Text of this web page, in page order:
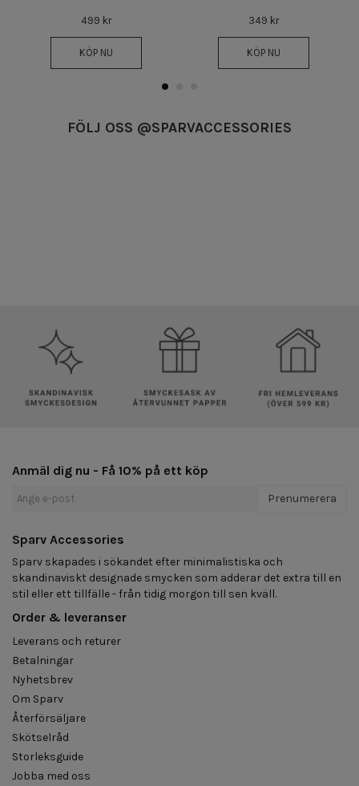
499 kr
KÖP NU
349 kr
KÖP NU
FÖLJ OSS @SPARVACCESSORIES
Anmäl dig nu - Få 10% på ett köp
Prenumerera
Sparv Accessories
Sparv skapades i sökandet efter minimalistiska och
skandinaviskt designade smycken som adderar det extra till en
stil eller ett tillfälle - från tidig morgon till sen kväll.
Order & leveranser
Leverans och returer
Betalningar
Nyhetsbrev
Om Sparv
Återförsäljare
Skötselråd
Storleksguide
Jobba med oss